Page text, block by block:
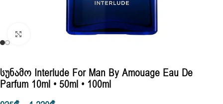
Click to enlarge
Სუნამო Interlude For Man By Amouage Eau De
Parfum 10ml • 50ml • 100ml